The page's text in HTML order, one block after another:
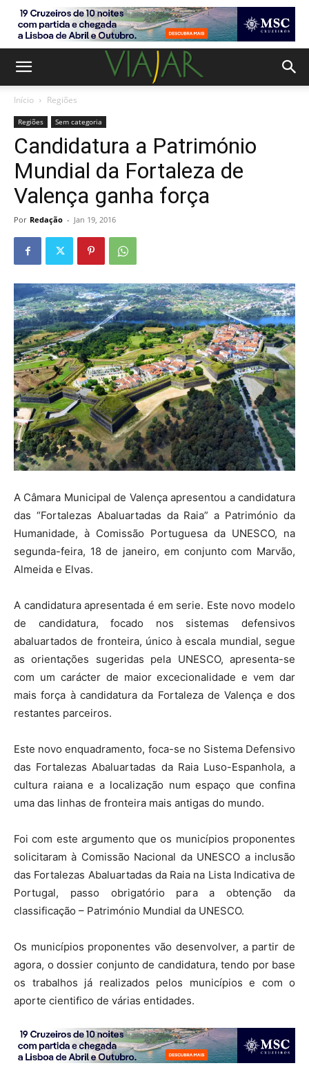
Início Regiões
Regiões Sem categoria
Candidatura a Património
Mundial da Fortaleza de
Valença ganha força
Por Redação - Jan 19, 2016
A Câmara Municipal de Valença apresentou a candidatura
das “Fortalezas Abaluartadas da Raia” a Património da
Humanidade, à Comissão Portuguesa da UNESCO, na
segunda-feira, 18 de janeiro, em conjunto com Marvão,
Almeida e Elvas.
A candidatura apresentada é em serie. Este novo modelo
de candidatura, focado nos sistemas defensivos
abaluartados de fronteira, único à escala mundial, segue
as orientações sugeridas pela UNESCO, apresenta-se
com um carácter de maior excecionalidade e vem dar
mais força à candidatura da Fortaleza de Valença e dos
restantes parceiros.
Este novo enquadramento, foca-se no Sistema Defensivo
das Fortalezas Abaluartadas da Raia Luso-Espanhola, a
cultura raiana e a localização num espaço que confina
uma das linhas de fronteira mais antigas do mundo.
Foi com este argumento que os municípios proponentes
solicitaram à Comissão Nacional da UNESCO a inclusão
das Fortalezas Abaluartadas da Raia na Lista Indicativa de
Portugal, passo obrigatório para a obtenção da
classificação – Património Mundial da UNESCO.
Os municípios proponentes vão desenvolver, a partir de
agora, o dossier conjunto de candidatura, tendo por base
os trabalhos já realizados pelos municípios e com o
aporte cientifico de várias entidades.